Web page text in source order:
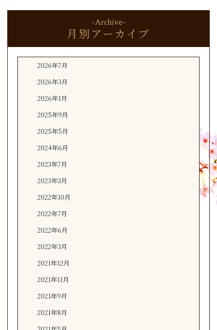
-Archive-
月別アーカイブ
2026年7月
2026年3月
2026年1月
2025年9月
2025年5月
2024年6月
2023年7月
2023年3月
2022年10月
2022年7月
2022年6月
2022年3月
2021年12月
2021年11月
2021年9月
2021年8月